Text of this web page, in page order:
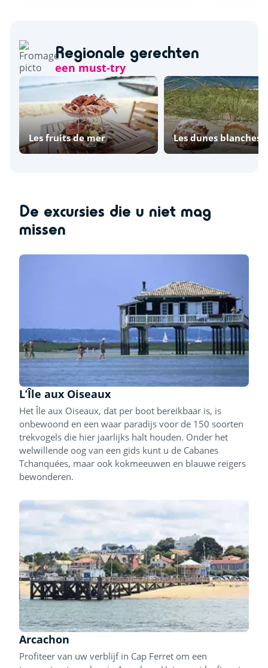
Regionale gerechten
een must-try
Les fruits de mer Les dunes blanches
De excursies die u niet mag
missen
L’Île aux Oiseaux
Het Île aux Oiseaux, dat per boot bereikbaar is, is
onbewoond en een waar paradijs voor de 150 soorten
trekvogels die hier jaarlijks halt houden. Onder het
welwillende oog van een gids kunt u de Cabanes
Tchanquées, maar ook kokmeeuwen en blauwe reigers
bewonderen.
Arcachon
Profiteer van uw verblijf in Cap Ferret om een